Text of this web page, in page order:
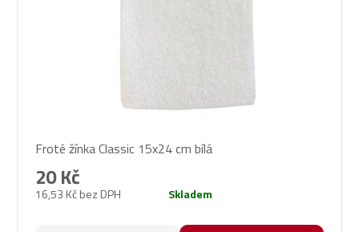
Froté žínka Classic 15x24 cm bílá
16,53 Kč bez DPH
20 Kč
Skladem